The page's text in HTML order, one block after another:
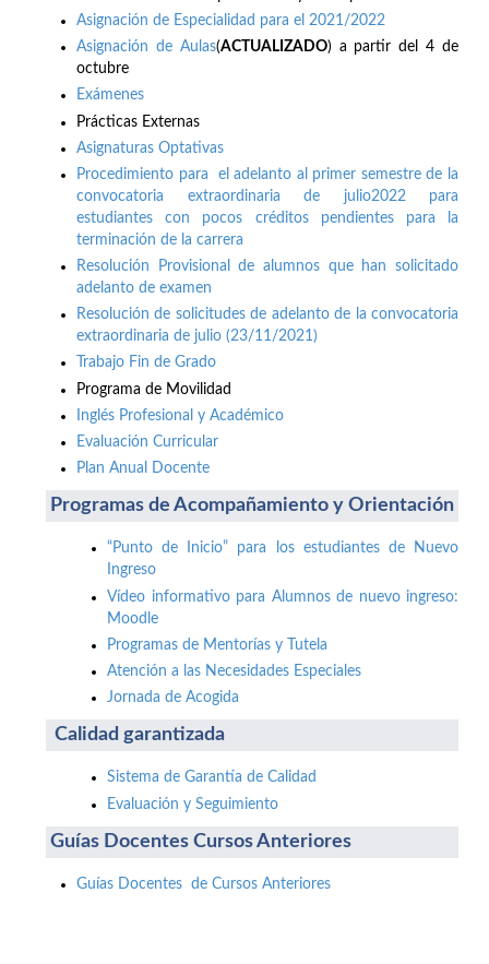
Asignación de Especialidad para el 2021/2022
Asignación de Aulas(ACTUALIZADO) a partir del 4 de
octubre
Exámenes
Prácticas Externas
Asignaturas Optativas
Procedimiento para el adelanto al primer semestre de la
convocatoria extraordinaria de julio2022 para
estudiantes con pocos créditos pendientes para la
terminación de la carrera
Resolución Provisional de alumnos que han solicitado
adelanto de examen
Resolución de solicitudes de adelanto de la convocatoria
extraordinaria de julio (23/11/2021)
Trabajo Fin de Grado
Programa de Movilidad
Inglés Profesional y Académico
Evaluación Curricular
Plan Anual Docente
Programas de Acompañamiento y Orientación
“Punto de Inicio” para los estudiantes de Nuevo
Ingreso
Vídeo informativo para Alumnos de nuevo ingreso:
Moodle
Programas de Mentorías y Tutela
Atención a las Necesidades Especiales
Jornada de Acogida
Calidad garantizada
Sistema de Garantía de Calidad
Evaluación y Seguimiento
Guías Docentes Cursos Anteriores
Guías Docentes de Cursos Anteriores